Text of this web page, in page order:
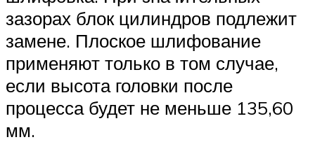
зазорах блок цилиндров подлежит
замене. Плоское шлифование
применяют только в том случае,
если высота головки после
процесса будет не меньше 135,60
мм.